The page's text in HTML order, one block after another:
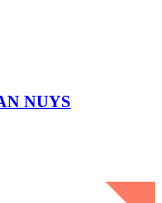
NUYS